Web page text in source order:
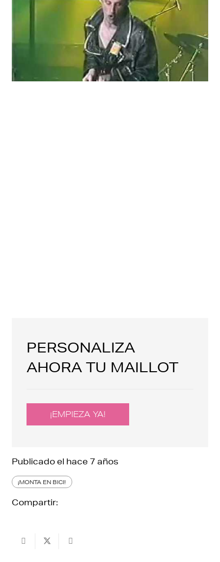
PERSONALIZA
AHORA TU MAILLOT
¡EMPIEZA YA!
Publicado el hace 7 años
¡MONTA EN BICI!
Compartir: